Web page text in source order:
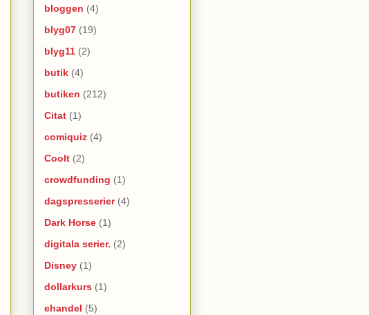
bloggen (4)
blyg07 (19)
blyg11 (2)
butik (4)
butiken (212)
Citat (1)
comiquiz (4)
Coolt (2)
crowdfunding (1)
dagspresserier (4)
Dark Horse (1)
digitala serier. (2)
Disney (1)
dollarkurs (1)
ehandel (5)